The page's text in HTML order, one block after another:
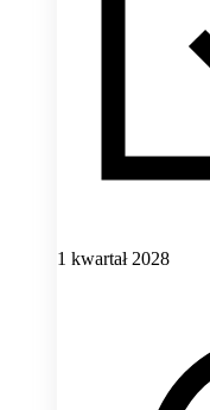
1 kwartał 2028